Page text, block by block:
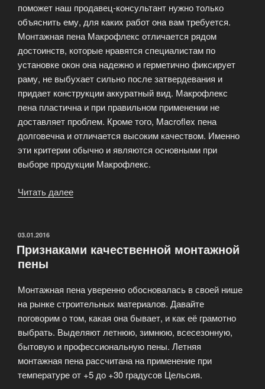
поможет наш продавец-консультант нужно только
объяснить ему, для каких работ она вам требуется.
Монтажная пена Макрофлекс отличается рядом
достоинств, которые нравятся специалистам по
установке окон она надежно и герметично фиксирует
раму, не выбухает сильно после затвердевания и
придает конструкции аккуратный вид. Макрофлекс
пена пластична и при правильном применении не
доставляет проблем. Кроме того, Macroflex пена
долговечна и отличается высоким качеством. Именно
эти критерии обычно и являются основными при
выборе продукции Макрофлекс.
Читать далее
ОПУБЛИКОВАНО
03.01.2016
Признаками качественной монтажной
пены
Монтажная пена уверенно обосновалась в своей нише
на рынке строительных материалов. Давайте
поговорим о том, какая она бывает, и как её грамотно
выбрать. Выделяют летнюю, зимнюю, всесезонную,
бытовую и профессиональную пены. Летняя
монтажная пена рассчитана на применение при
температуре от +5 до +30 градусов Цельсия.